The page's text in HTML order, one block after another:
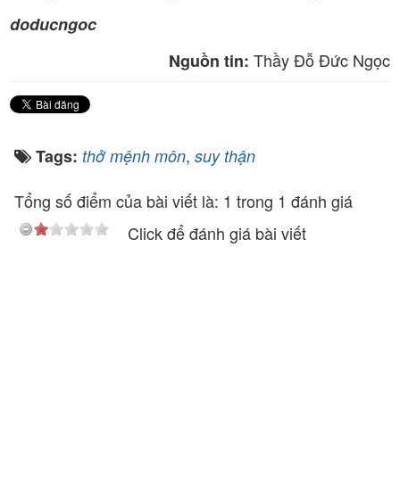
doducngoc
Nguồn tin: Thầy Đỗ Đức Ngọc
Tags: thở mệnh môn, suy thận
Tổng số điểm của bài viết là: 1 trong 1 đánh giá
Click để đánh giá bài viết